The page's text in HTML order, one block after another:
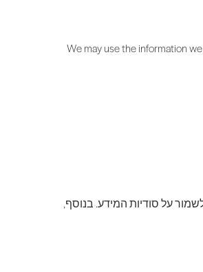
We may use the information
על סודיות המידע. בנוסף,